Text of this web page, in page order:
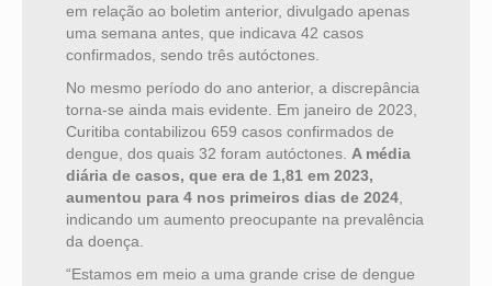
em relação ao boletim anterior, divulgado apenas
uma semana antes, que indicava 42 casos
confirmados, sendo três autóctones.
No mesmo período do ano anterior, a discrepância
torna-se ainda mais evidente. Em janeiro de 2023,
Curitiba contabilizou 659 casos confirmados de
dengue, dos quais 32 foram autóctones. A média
diária de casos, que era de 1,81 em 2023,
aumentou para 4 nos primeiros dias de 2024
indicando um aumento preocupante na prevalência
da doença.
“Estamos em meio a uma grande crise de dengue